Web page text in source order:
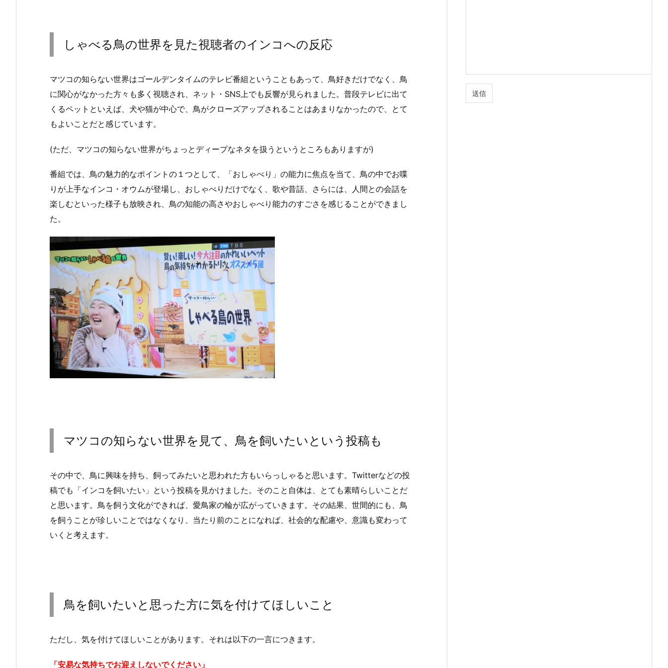
しゃべる鳥の世界を見た視聴者のインコへの反応
マツコの知らない世界はゴールデンタイムのテレビ番組ということもあって、鳥好きだけでなく、鳥
に関心がなかった方々も多く視聴され、ネット・SNS上でも反響が見られました。普段テレビに出て
くるペットといえば、犬や猫が中心で、鳥がクローズアップされることはあまりなかったので、とて
もよいことだと感じています。
(ただ、マツコの知らない世界がちょっとディープなネタを扱うというところもありますが)
番組では、鳥の魅力的なポイントの１つとして、「おしゃべり」の能力に焦点を当て、鳥の中でお喋
りが上手なインコ・オウムが登場し、おしゃべりだけでなく、歌や昔話、さらには、人間との会話を
楽しむといった様子も放映され、鳥の知能の高さやおしゃべり能力のすごさを感じることができまし
た。
マツコの知らない世界を見て、鳥を飼いたいという投稿も
その中で、鳥に興味を持ち、飼ってみたいと思われた方もいらっしゃると思います。Twitterなどの投
稿でも「インコを飼いたい」という投稿を見かけました。そのこと自体は、とても素晴らしいことだ
と思います。鳥を飼う文化ができれば、愛鳥家の輪が広がっていきます。その結果、世間的にも、鳥
を飼うことが珍しいことではなくなり、当たり前のことになれば、社会的な配慮や、意識も変わって
いくと考えます。
鳥を飼いたいと思った方に気を付けてほしいこと
ただし、気を付けてほしいことがあります。それは以下の一言につきます。
「安易な気持ちでお迎えしないでください」